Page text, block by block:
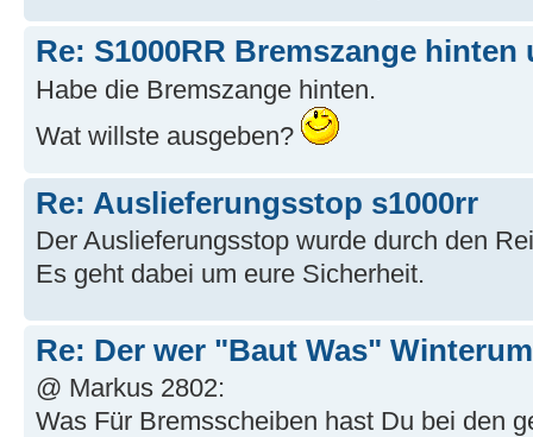
Re: S1000RR Bremszange
Habe die Bremszange hinten.
Wat willste ausgeben?
Re: Auslieferungsstop s1000rr
Der Auslieferungsstop wurde durch den
Es geht dabei um eure Sicherheit.
Re: Der wer "Baut Was"
@ Markus 2802:
Was Für Bremsscheiben hast Du bei den